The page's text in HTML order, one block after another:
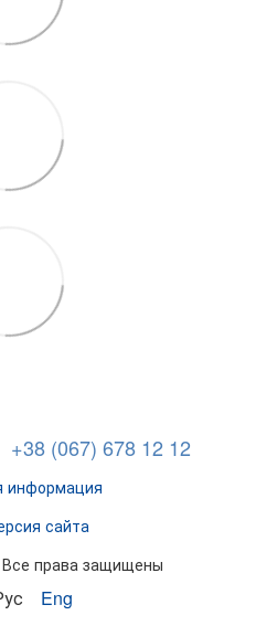
+38 (067) 678 12 12
информация
сайта
права защищены
Eng